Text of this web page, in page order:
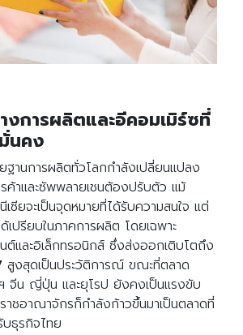
งการผลิตและอีคอมเมิร์ซที่
นคง
ฐานการผลิตทั่วโลกกำลังเปลี่ยนแปลง
ค้าและซัพพลายเชนต้องปรับตัว แม้
เซียจะเป็นจุดหมายที่ได้รับความสนใจ แต่
ปรียบในภาคการผลิต โดยเฉพาะ
ต์และอิเล็กทรอนิกส์ ซึ่งส่งออกเติบโตถึง
สูงสุดเป็นประวัติการณ์ ขณะที่ตลาด
จีน ญี่ปุ่น และยุโรป ยังคงเป็นแรงขับ
าชอาณาจักรก็กำลังก้าวขึ้นมาเป็นตลาดที่
ธุรกิจไทย